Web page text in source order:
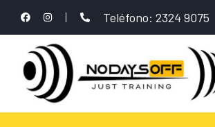
Teléfono: 2324 9075